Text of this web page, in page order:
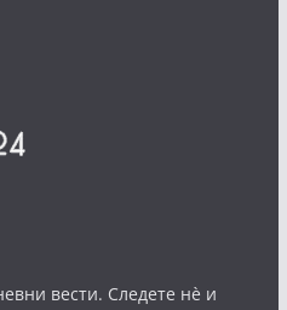
вести. Следете нè и